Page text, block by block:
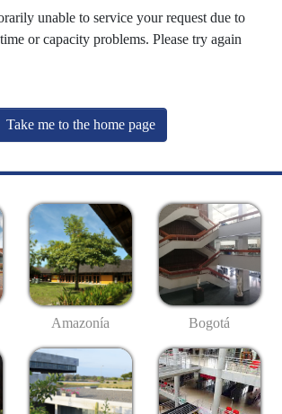
unable to service your request due to
or capacity problems. Please try again
Take me to the home page
Amazonía Bogotá